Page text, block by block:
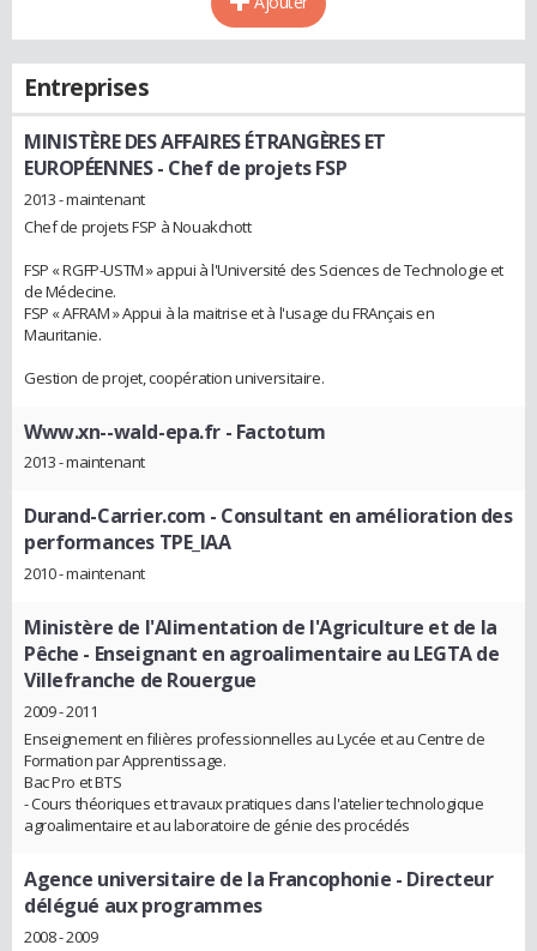
Entreprises
MINISTÈRE DES AFFAIRES ÉTRANGÈRES ET
EUROPÉENNES- Chef de projets FSP
2013 - maintenant
Chef de projets FSP à Nouakchott
FSP « RGFP-USTM » appui à l'Université des Sciences de Technologie et
de Médecine.
FSP « AFRAM » Appui à la maitrise et à l'usage du FRAnçais en
Mauritanie.
Gestion de projet, coopération universitaire.
Www.xn--wald-epa.fr - Factotum
2013 - maintenant
Durand-Carrier.com - Consultant en amélioration des
performances TPE_IAA
2010 - maintenant
Ministère de l'Alimentation de l'Agriculture et de la
Pêche - Enseignant en agroalimentaire au LEGTA de
Villefranche de Rouergue
2009 - 2011
Enseignement en filières professionnelles au Lycée et au Centre de
Formation par Apprentissage.
Bac Pro et BTS
- Cours théoriques et travaux pratiques dans l'atelier technologique
agroalimentaire et au laboratoire de génie des procédés
Agence universitaire de la Francophonie - Directeur
délégué aux programmes
2008 - 2009